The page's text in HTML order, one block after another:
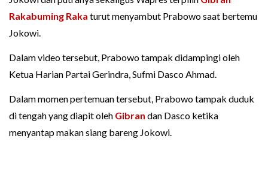
Rakabuming Raka turut menyambut Prabowo saat bertemu
Jokowi.
Dalam video tersebut, Prabowo tampak didampingi oleh
Ketua Harian Partai Gerindra, Sufmi Dasco Ahmad.
Dalam momen pertemuan tersebut, Prabowo tampak duduk
di tengah yang diapit oleh Gibran dan Dasco ketika
menyantap makan siang bareng Jokowi.